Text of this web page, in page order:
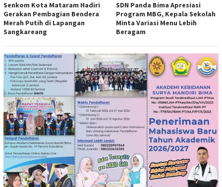
Senkom Kota Mataram Hadiri
Gerakan Pembagian Bendera
Merah Putih di Lapangan
Sangkareang
SDN Panda Bima Apresiasi
Program MBG, Kepala Sekolah
Minta Variasi Menu Lebih
Beragam